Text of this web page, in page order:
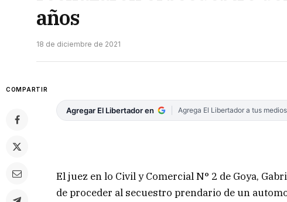
años
18 de diciembre de 2021
COMPARTIR
Agregar El Libertador en Agrega El Libertador a tus
El juez en lo Civil y Comercial N° 2 de Goya,
de proceder al secuestro prendario de un